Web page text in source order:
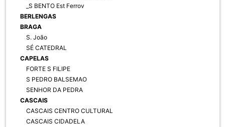
_S BENTO Est Ferrov
BERLENGAS
BRAGA
S. João
SÉ CATEDRAL
CAPELAS
FORTE S FILIPE
S PEDRO BALSEMAO
SENHOR DA PEDRA
CASCAIS
CASCAIS CENTRO CULTURAL
CASCAIS CIDADELA